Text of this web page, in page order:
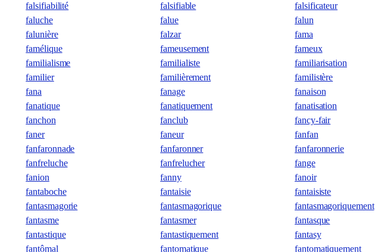
falsifiabilité
falsifiable falsificateur
faluche
falue falun
falunière
falzar fama
famélique
fameusement fameux
familialisme
familialiste familiarisation
familier
familièrement familistère
fana
fanage fanaison
fanatique
fanatiquement fanatisation
fanchon
fanclub fancy-fair
faner
faneur fanfan
fanfaronnade
fanfaronner fanfaronnerie
fanfreluche
fanfrelucher fange
fanion
fanny fanoir
fantaboche
fantaisie fantaisiste
fantasmagorie
fantasmagorique fantasmagoriquement
fantasme
fantasmer fantasque
fantastique
fantastiquement fantasy
fantômal
fantomatique fantomatiquement